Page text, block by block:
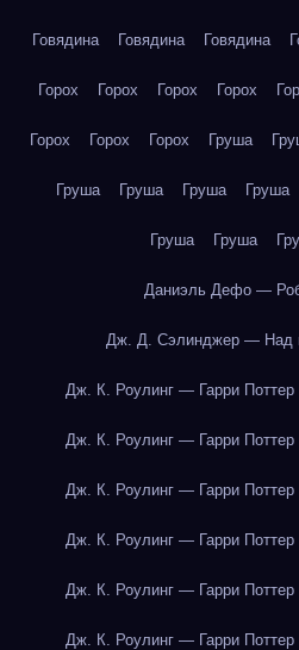
Говядина Говядина Говядина
Горох Горох Горох Горох
Горох Горох Горох Груша
Груша Груша Груша Груша
Груша Груша
Даниэль Дефо —
Дж. Д. Сэлинджер — Над
Дж. К. Роулинг — Гарри
Дж. К. Роулинг — Гарри
Дж. К. Роулинг — Гарри
Дж. К. Роулинг — Гарри
Дж. К. Роулинг — Гарри
Дж. К. Роулинг — Гарри